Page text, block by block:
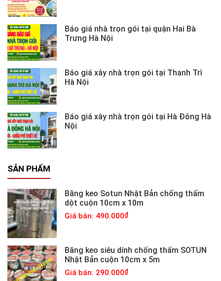
Báo giá nhà trọn gói tại quận Hai Bà
Trưng Hà Nội
Báo giá xây nhà trọn gói tại Thanh Trì
Hà Nội
Báo giá xây nhà trọn gói tại Hà Đông Hà
Nội
SẢN PHẨM
Băng keo Sotun Nhật Bản chống thấm
dột cuộn 10cm x 10m
Giá bán: 490.000
Băng keo siêu dính chống thấm SOTUN
Nhật Bản cuộn 10cm x 5m
Giá bán: 290.000